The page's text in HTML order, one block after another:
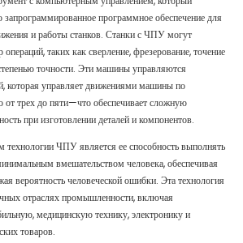
запрограммированное программное обеспечение для
и работы станков. Станки с ЧПУ могут
таких как сверление, фрезерование, точение
точности. Эти машины управляются
которая управляет движениями машины по
трех до пяти—что обеспечивает сложную
при изготовлении деталей и компонентов.
ЧПУ является ее способность выполнять
вмешательством человека, обеспечивая
вероятность человеческой ошибки. Эта технология
отраслях промышленности, включая
медицинскую технику, электронику и
товаров.